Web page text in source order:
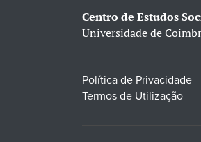
Centro de Estudos
Universidade de
Política de Privacidade
Termos de Utilização